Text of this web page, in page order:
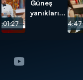
Güneş
yanıklarına
00:04:47